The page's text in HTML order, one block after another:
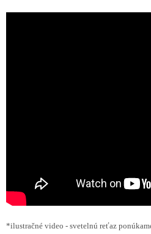
*ilustračné video - svetelnú reťaz